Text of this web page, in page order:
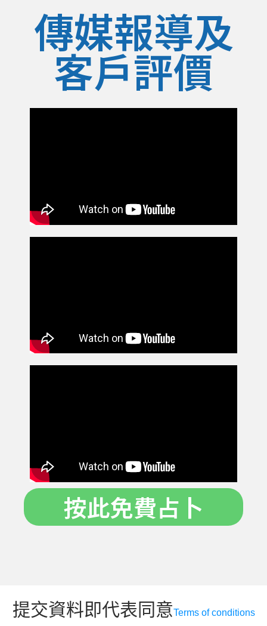
傳媒報導及
客戶評價
按此免費占卜
提交資料即代表同意Terms of conditions